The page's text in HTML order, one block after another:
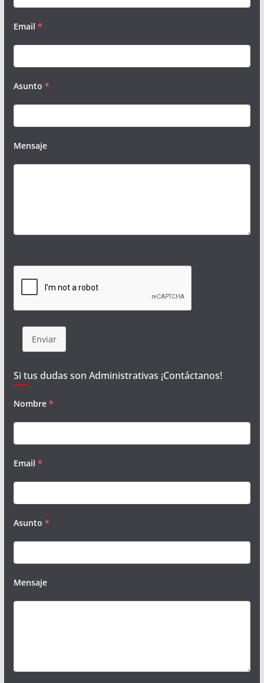
Email *
Asunto *
Mensaje
Enviar
Si tus dudas son Administrativas ¡Contáctanos!
Nombre *
Email *
Asunto *
Mensaje